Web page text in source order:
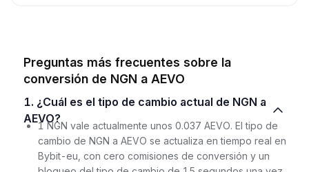
Preguntas más frecuentes sobre la
conversión de NGN a AEVO
1. ¿Cuál es el tipo de cambio actual de NGN a
AEVO?
1 NGN vale actualmente unos 0.037 AEVO. El tipo de
cambio de NGN a AEVO se actualiza en tiempo real en
Bybit-eu, con cero comisiones de conversión y un